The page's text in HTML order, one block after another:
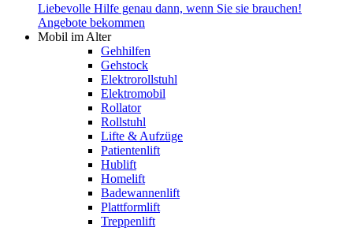
Liebevolle Hilfe genau dann, wenn Sie sie brauchen!
Angebote bekommen
Mobil im Alter
Gehhilfen
Gehstock
Elektrorollstuhl
Elektromobil
Rollator
Rollstuhl
Lifte & Aufzüge
Patientenlift
Hublift
Homelift
Badewannenlift
Plattformlift
Treppenlift